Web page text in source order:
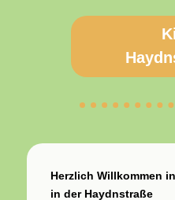
Herzlich Willkommen
in der Haydnstraße